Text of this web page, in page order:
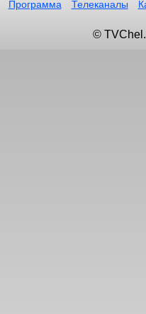
Программа Телеканалы
©